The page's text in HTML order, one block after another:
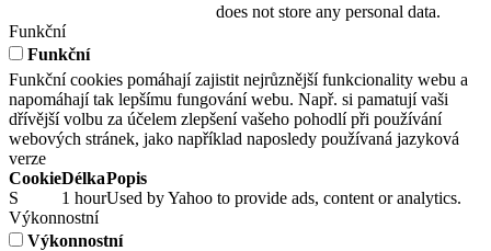
does not store any personal data.
Funkční
Funkční
Funkční cookies pomáhají zajistit nejrůznější funkcionality webu a
napomáhají tak lepšímu fungování webu. Např. si pamatují vaši
dřívější volbu za účelem zlepšení vašeho pohodlí při používání
webových stránek, jako například naposledy používaná jazyková
verze
CookieDélkaPopis
S
1 hourUsed by Yahoo to provide ads, content or analytics.
Výkonnostní
Výkonnostní